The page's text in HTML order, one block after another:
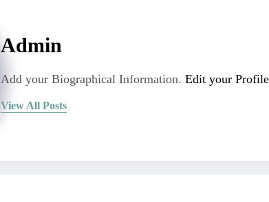
Admin
Add your Biographical Information. Edit your Profile
View All Posts